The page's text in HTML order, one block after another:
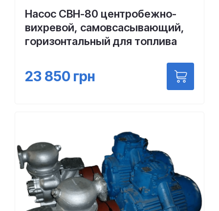
Насос СВН-80 центробежно-
вихревой, самовсасывающий,
горизонтальный для топлива
23 850 грн